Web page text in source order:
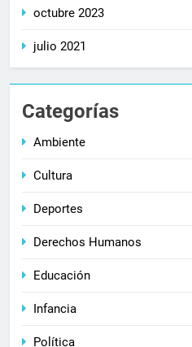
octubre 2023
julio 2021
Categorías
Ambiente
Cultura
Deportes
Derechos Humanos
Educación
Infancia
Política